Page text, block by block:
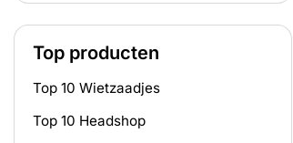
Top producten
Top 10 Wietzaadjes
Top 10 Headshop